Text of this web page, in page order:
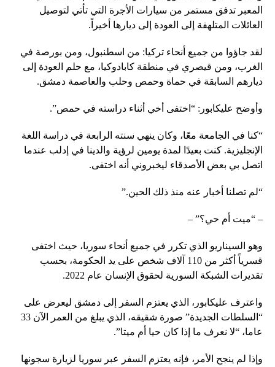
المعبر تدفق مستمر من سيارات الأجرة التي تأتي لتوصيل
العائلات المتلهفة إلى العودة إلى ديارها أخيراً.
لقد جاؤوا من جميع أنحاء تركيا: من اسطنبول، ومن بورصة في
الغرب، ومن قيصري في منطقة كابادوكيا، مع حلم العودة إلى
ديارهم السابقة في حماة وحمص وحلب والعاصمة دمشق.
وأوضح عليكابور: “اختفى أخي أثناء دراسته في حمص”.
“كنا في الجامعة معًا، وكان ينهي سنته الرابعة في دراسة اللغة
الإنجليزية. كنت بعيدًا لمدة يومين لرؤية والدينا في إدلب عندما
اتصل بي بعض الأصدقاء ليخبروني أنه اختفى.
“لم تصلنا أخبار عنه منذ ذلك الحين.”
– “ميت أم حي؟” –
وهو السيناريو الذي تكرر في جميع أنحاء سوريا، حيث اختفى
قسرياً أكثر من 110 آلاف شخص على يد الحكومة، بحسب
تقديرات الشبكة السورية لحقوق الإنسان عام 2022.
واعترف عليكابور، الذي يعتزم السفر إلى دمشق ليعرض على
“السلطات الجديدة” صورة شقيقه، الذي يبلغ من العمر الآن 33
عاما، “لا نعرف ما إذا كان حيا أم ميتا”.
وإذا لم ينجح الأمر، فإنه يعتزم السفر عبر سوريا لزيارة سجونها